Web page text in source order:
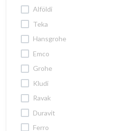
alföldi
teka
hansgrohe
emco
grohe
kludi
ravak
duravit
ferro